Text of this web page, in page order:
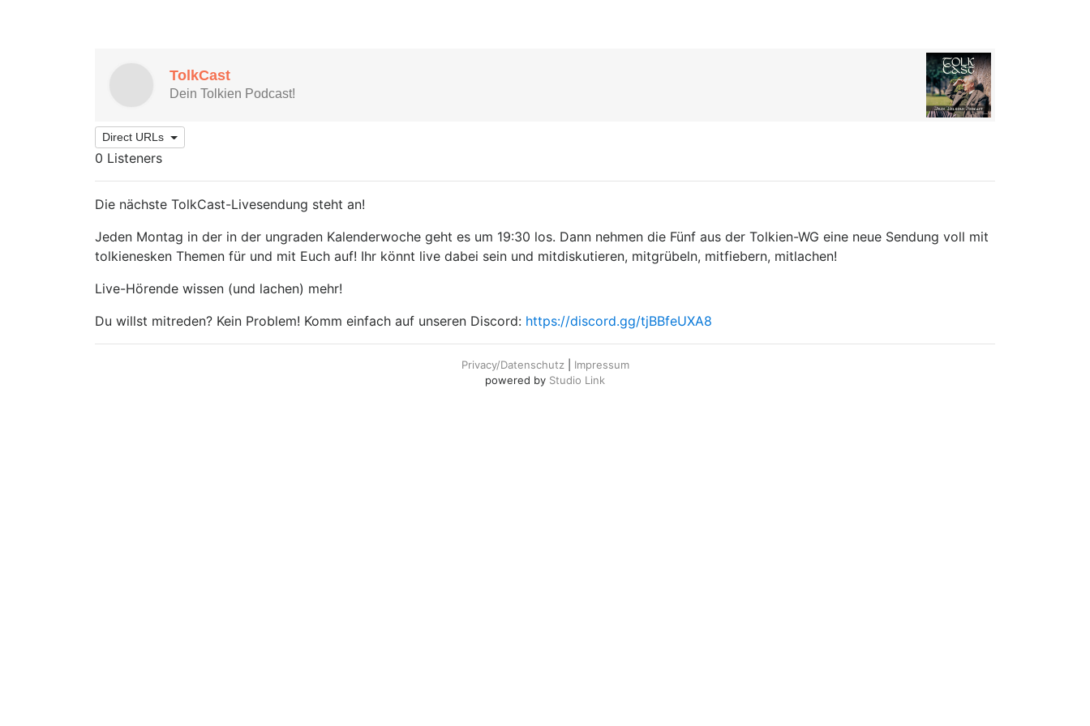
Direct URLs
0 Listeners
Die nächste TolkCast-Livesendung steht an!
Jeden Montag in der in der ungraden Kalenderwoche geht es um 19:30 los. Dann nehmen die Fünf aus der Tolkien-WG eine neue Sendung voll mit
tolkienesken Themen für und mit Euch auf! Ihr könnt live dabei sein und mitdiskutieren, mitgrübeln, mitfiebern, mitlachen!
Live-Hörende wissen (und lachen) mehr!
Du willst mitreden? Kein Problem! Komm einfach auf unseren Discord: https://discord.gg/tjBBfeUXA8
Privacy/Datenschutz| Impressum
powered by Studio Link